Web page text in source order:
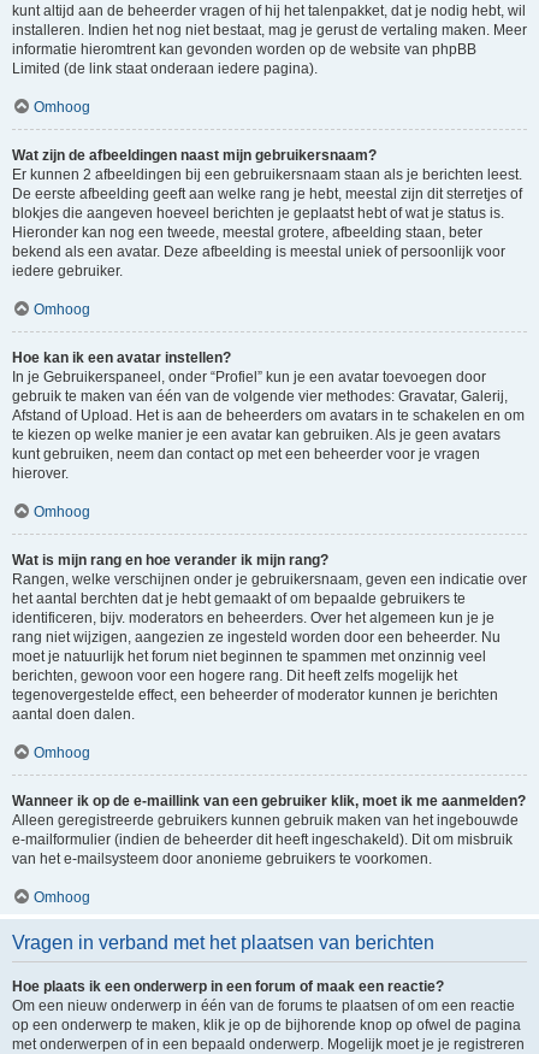
kunt altijd aan de beheerder vragen of hij het talenpakket, dat je nodig hebt, wil
installeren. Indien het nog niet bestaat, mag je gerust de vertaling maken. Meer
informatie hieromtrent kan gevonden worden op de website van phpBB
Limited (de link staat onderaan iedere pagina).
Omhoog
Wat zijn de afbeeldingen naast mijn gebruikersnaam?
Er kunnen 2 afbeeldingen bij een gebruikersnaam staan als je berichten leest.
De eerste afbeelding geeft aan welke rang je hebt, meestal zijn dit sterretjes of
blokjes die aangeven hoeveel berichten je geplaatst hebt of wat je status is.
Hieronder kan nog een tweede, meestal grotere, afbeelding staan, beter
bekend als een avatar. Deze afbeelding is meestal uniek of persoonlijk voor
iedere gebruiker.
Omhoog
Hoe kan ik een avatar instellen?
In je Gebruikerspaneel, onder “Profiel” kun je een avatar toevoegen door
gebruik te maken van één van de volgende vier methodes: Gravatar, Galerij,
Afstand of Upload. Het is aan de beheerders om avatars in te schakelen en om
te kiezen op welke manier je een avatar kan gebruiken. Als je geen avatars
kunt gebruiken, neem dan contact op met een beheerder voor je vragen
hierover.
Omhoog
Wat is mijn rang en hoe verander ik mijn rang?
Rangen, welke verschijnen onder je gebruikersnaam, geven een indicatie over
het aantal berchten dat je hebt gemaakt of om bepaalde gebruikers te
identificeren, bijv. moderators en beheerders. Over het algemeen kun je je
rang niet wijzigen, aangezien ze ingesteld worden door een beheerder. Nu
moet je natuurlijk het forum niet beginnen te spammen met onzinnig veel
berichten, gewoon voor een hogere rang. Dit heeft zelfs mogelijk het
tegenovergestelde effect, een beheerder of moderator kunnen je berichten
aantal doen dalen.
Omhoog
Wanneer ik op de e-maillink van een gebruiker klik, moet ik me aanmelden?
Alleen geregistreerde gebruikers kunnen gebruik maken van het ingebouwde
e-mailformulier (indien de beheerder dit heeft ingeschakeld). Dit om misbruik
van het e-mailsysteem door anonieme gebruikers te voorkomen.
Omhoog
Vragen in verband met het plaatsen van berichten
Hoe plaats ik een onderwerp in een forum of maak een reactie?
Om een nieuw onderwerp in één van de forums te plaatsen of om een reactie
op een onderwerp te maken, klik je op de bijhorende knop op ofwel de pagina
met onderwerpen of in een bepaald onderwerp. Mogelijk moet je je registreren